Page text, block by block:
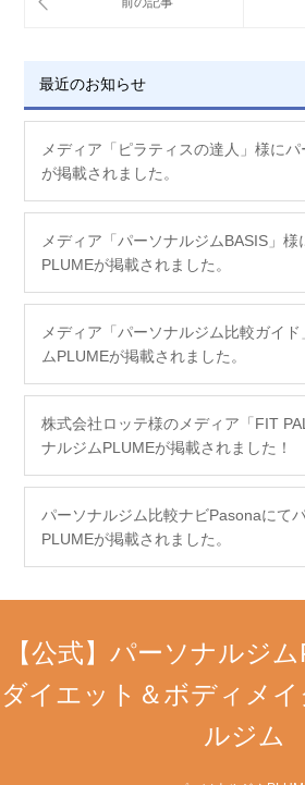
最近のお知らせ
メディア「ピラティスの達人」様に
が掲載されました。
メディア「パーソナルジムBASIS」様
PLUMEが掲載されました。
メディア「パーソナルジム比較ガイ
ムPLUMEが掲載されました。
株式会社ロッテ様のメディア「FIT
ナルジムPLUMEが掲載されました！
パーソナルジム比較ナビPasonaにて
PLUMEが掲載されました。
【公式】パーソナルジ
ダイエット＆ボディメ
ルジム